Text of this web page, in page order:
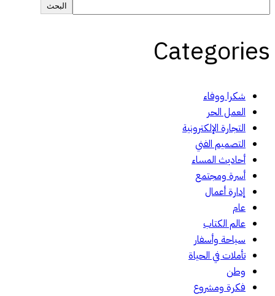
البحث
Categories
شكرا ووفاء
العمل الحر
التجارة الإلكترونية
التصميم الفني
أحاديث المساء
أسرة ومجتمع
إدارة أعمال
عام
عالم الكتاب
سياحة وأسفار
تأملات في الحياة
وطن
فكرة ومشروع